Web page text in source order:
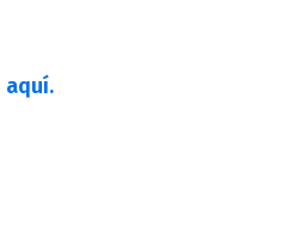
aquí.